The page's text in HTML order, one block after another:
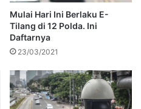
Mulai Hari Ini Berlaku E-
Tilang di 12 Polda. Ini
Daftarnya
23/03/2021